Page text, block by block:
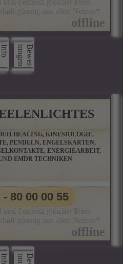
Info B
e
w
e
r
­
t
u
n
g
e
n
HEALING, KINESIOLOGIE,
PENDELN, ENGELSKARTEN,
ENERGIEARBEIT,
EMDR TECHNIKEN
Info
80 00 00 55